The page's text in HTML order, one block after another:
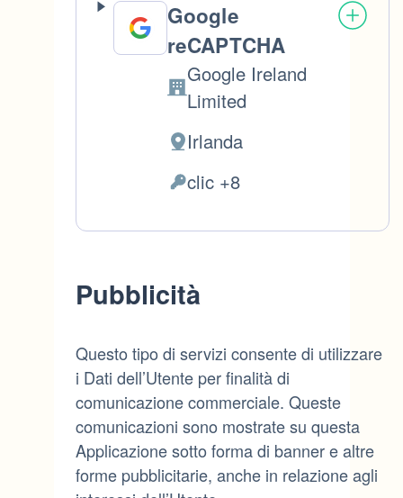
Google
reCAPTCHA
Azienda:
Google Ireland
Limited
Luogo
del
Irlanda
Daticlic +8
Pubblicità
Questo tipo di servizi consente di utilizzare
i Dati dell’Utente per finalità di
comunicazione commerciale. Queste
comunicazioni sono mostrate su questa
Applicazione sotto forma di banner e altre
forme pubblicitarie, anche in relazione agli